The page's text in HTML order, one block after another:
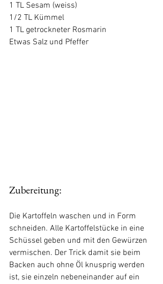
1 TL Sesam (weiss)
1/2 TL Kümmel
1 TL getrockneter Rosmarin
Etwas Salz und Pfeffer
Zubereitung:
Die Kartoffeln waschen und in Form
schneiden. Alle Kartoffelstücke in eine
Schüssel geben und mit den Gewürzen
vermischen. Der Trick damit sie beim
Backen auch ohne Öl knusprig werden
ist, sie einzeln nebeneinander auf ein